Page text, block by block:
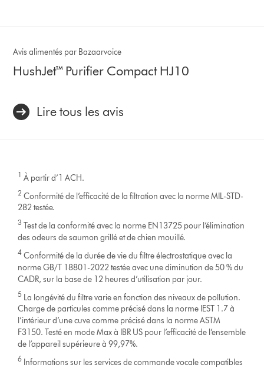
Avis alimentés par Bazaarvoice
HushJet™ Purifier Compact HJ10
Lire tous les avis
1 À partir d’1 ACH.
2 Conformité de l’efficacité de la filtration avec la norme MIL-STD-
282 testée.
3 Test de la conformité avec la norme EN13725 pour l’élimination
des odeurs de saumon grillé et de chien mouillé.
4 Conformité de la durée de vie du filtre électrostatique avec la
norme GB/T 18801-2022 testée avec une diminution de 50 % du
CADR, sur la base de 12 heures d’utilisation par jour.
5 La longévité du filtre varie en fonction des niveaux de pollution.
Charge de particules comme précisé dans la norme IEST 1.7 à
l’intérieur d’une cuve comme précisé dans la norme ASTM
F3150. Testé en mode Max à IBR US pour l’efficacité de l’ensemble
de l’appareil supérieure à 99,97%.
6 Informations sur les services de commande vocale compatibles